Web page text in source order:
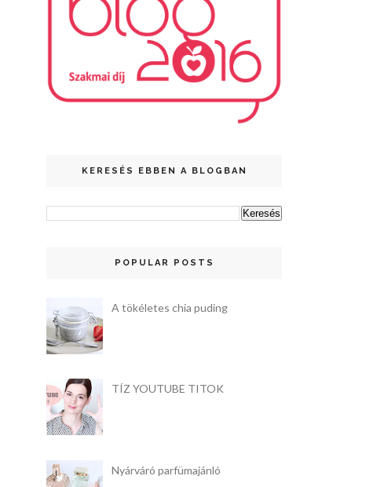
KERESÉS EBBEN A BLOGBAN
POPULAR POSTS
A tökéletes chia puding
TÍZ YOUTUBE TITOK
Nyárváró parfümajánló